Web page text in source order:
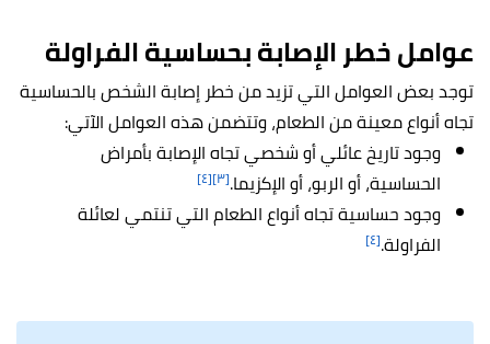
عوامل خطر الإصابة بحساسية الفراولة
توجد بعض العوامل التي تزيد من خطر إصابة الشخص بالحساسية
تجاه أنواع معينة من الطعام، وتتضمن هذه العوامل الآتي:
وجود تاريخ عائلي أو شخصي تجاه الإصابة بأمراض
الحساسية، أو الربو، أو الإكزيما.[٣] [٤]
وجود حساسية تجاه أنواع الطعام التي تنتمي لعائلة
الفراولة.[٤]